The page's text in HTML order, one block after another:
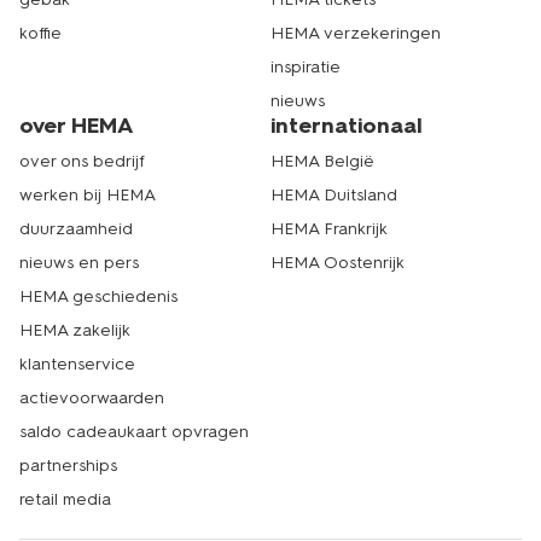
koffie
HEMA verzekeringen
inspiratie
nieuws
over HEMA
over ons bedrijf
werken bij HEMA
duurzaamheid
nieuws en pers
HEMA geschiedenis
HEMA zakelijk
klantenservice
actievoorwaarden
saldo cadeaukaart opvragen
partnerships
retail media
internationaal
HEMA België
HEMA Duitsland
HEMA Frankrijk
HEMA Oostenrijk